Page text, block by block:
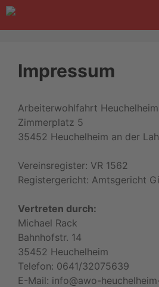
Zum
Impressum
Arbeiterwohlfahrt
Zimmerplatz 5
35452 Heuchelheim an der
Vereinsregister: VR 1562
Registergericht: Amtsgericht
Vertreten durch:
Michael Rack
Bahnhofstr. 14
35452 Heuchelheim
Telefon: 0641/32075639
E-Mail: info@awo-